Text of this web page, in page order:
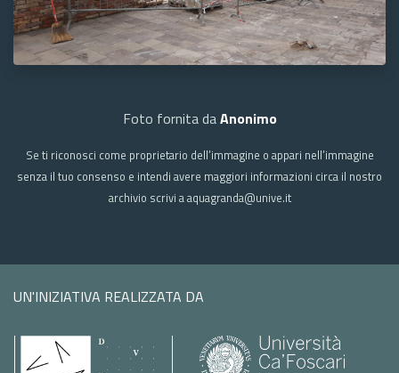
Foto fornita daAnonimo
Se ti riconosci come proprietario dell’immagine o appari nell’immagine
senza il tuo consenso e intendi avere maggiori informazioni circa il nostro
archivio scrivi a aquagranda@unive.it
UN'INIZIATIVA REALIZZATA DA